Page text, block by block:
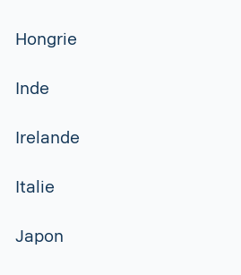
Hongrie
Inde
Irelande
Italie
Japon